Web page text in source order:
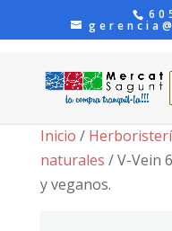
Inicio /
naturales / V-Vein
y veganos.